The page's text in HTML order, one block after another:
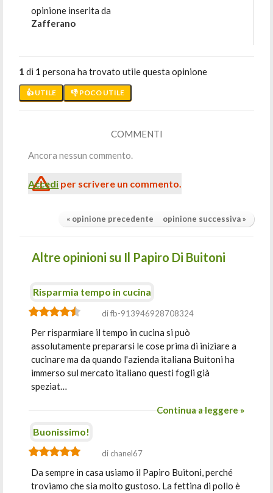
opinione inserita da
Zafferano
1 di 1 persona ha trovato utile questa opinione
👍 UTILE 👎 POCO UTILE
COMMENTI
Ancora nessun commento.
Accedi per scrivere un commento.
« opinione precedente opinione successiva »
Altre opinioni su Il Papiro Di Buitoni
Risparmia tempo in cucina
di fb-913946928708324
Per risparmiare il tempo in cucina si può
assolutamente prepararsi le cose prima di iniziare a
cucinare ma da quando l'azienda italiana Buitoni ha
immerso sul mercato italiano questi fogli già
speziat…
Continua a leggere »
Buonissimo!
di chanel67
Da sempre in casa usiamo il Papiro Buitoni, perché
troviamo che sia molto gustoso. La fettina di pollo è